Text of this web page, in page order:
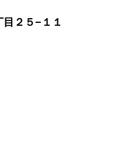
２５−１１